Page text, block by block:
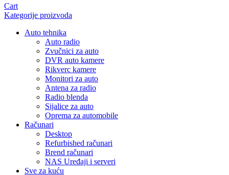
Cart
Kategorije proizvoda
Auto tehnika
Auto radio
Zvučnici za auto
DVR auto kamere
Rikverc kamere
Monitori za auto
Antena za radio
Radio blenda
Sijalice za auto
Oprema za automobile
Računari
Desktop
Refurbished računari
Brend računari
NAS Uređaji i serveri
Sve za kuću